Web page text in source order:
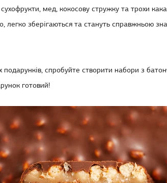
мед, кокосову стружку та трохи
зберігаються та стануть справжньою
спробуйте створити набори з
готовий!